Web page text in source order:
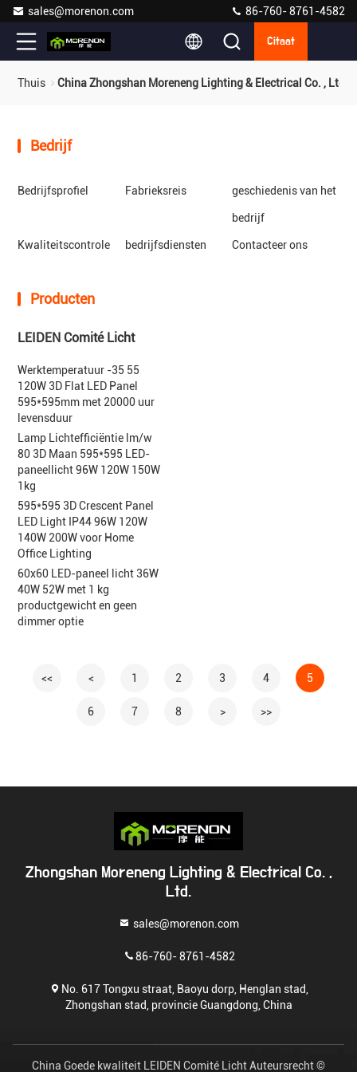
sales@morenon.com 86-760- 8761-4582
Citaat
Thuis China Zhongshan Moreneng Lighting & Electrical Co. , Ltd.
Bedrijf
Bedrijfsprofiel Fabrieksreis geschiedenis van het
bedrijf
Kwaliteitscontrole bedrijfsdiensten Contacteer ons
Producten
LEIDEN Comité Licht
Werktemperatuur -35 55
120W 3D Flat LED Panel
595*595mm met 20000 uur
levensduur
Lamp Lichtefficiëntie lm/w
80 3D Maan 595*595 LED-
paneellicht 96W 120W 150W
1kg
595*595 3D Crescent Panel
LED Light IP44 96W 120W
140W 200W voor Home
Office Lighting
60x60 LED-paneel licht 36W
40W 52W met 1 kg
productgewicht en geen
dimmer optie
<< < 1 2 3 4 5
6 7 8 > >>
Zhongshan Moreneng Lighting & Electrical Co. ,
Ltd.
sales@morenon.com
86-760- 8761-4582
No. 617 Tongxu straat, Baoyu dorp, Henglan stad,
Zhongshan stad, provincie Guangdong, China
China Goede kwaliteit LEIDEN Comité Licht Auteursrecht ©